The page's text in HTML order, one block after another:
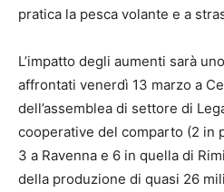
pratica la pesca volante e a
L’impatto degli aumenti sarà
affrontati venerdì 13 marzo a
dell’assemblea di settore di
cooperative del comparto (2 in
3 a Ravenna e 6 in quella di
della produzione di quasi 26